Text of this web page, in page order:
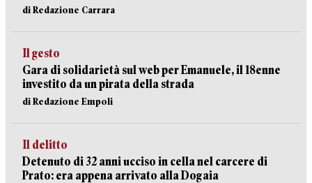
di Redazione Carrara
Il gesto
Gara di solidarietà sul web per Emanuele, il 18enne
investito da un pirata della strada
di Redazione Empoli
Il delitto
Detenuto di 32 anni ucciso in cella nel carcere di
Prato: era appena arrivato alla Dogaia